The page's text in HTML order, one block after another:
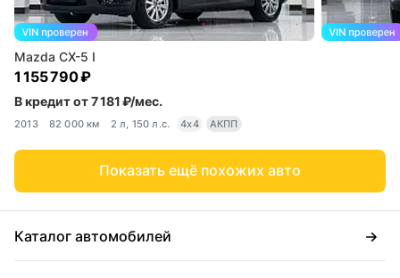
Mazda CX-5 I
1 155 790 ₽
В кредит от 7 181 ₽/мес.
2013 82 000 км 2 л, 150 л.с. 4x4 АКПП
Показать ещё похожих авто
Каталог автомобилей